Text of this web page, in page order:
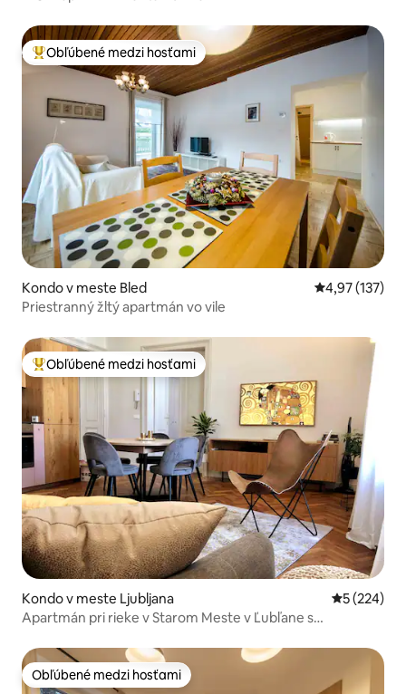
Najobľúbenejšie medzi hosťami
Obľúbené medzi hosťami
Kondo v meste Bled Priemerné
4,97 (137)
Priestranný žltý apartmán vo vile
Najobľúbenejšie medzi hosťami
Obľúbené medzi hosťami
Kondo v meste Ljubljana Priemerné
5 (224)
Apartmán pri rieke v Starom Meste v Ľubľane s
Obľúbené medzi hosťami
Obľúbené medzi hosťami